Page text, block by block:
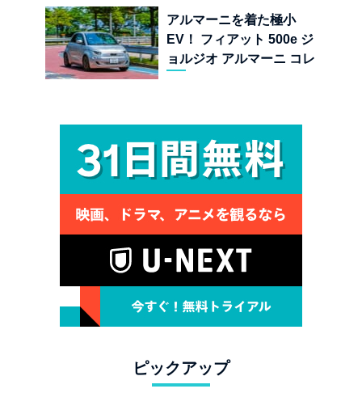
ーの至福
アルマーニを着た極小
EV！ フィアット 500e ジ
ョルジオ アルマーニ コレ
ピックアップ